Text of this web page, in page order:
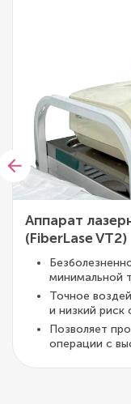
Аппарат
(FiberLase VT2)
минимальной
Точное
и низкий риск
Позволяет
операции с